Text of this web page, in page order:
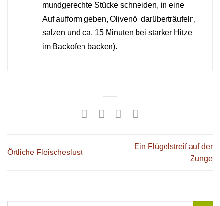
mundgerechte Stücke schneiden, in eine
Auflaufform geben, Olivenöl darüberträufeln,
salzen und ca. 15 Minuten bei starker Hitze
im Backofen backen).
Örtliche Fleischeslust
Ein Flügelstreif auf der
Zunge